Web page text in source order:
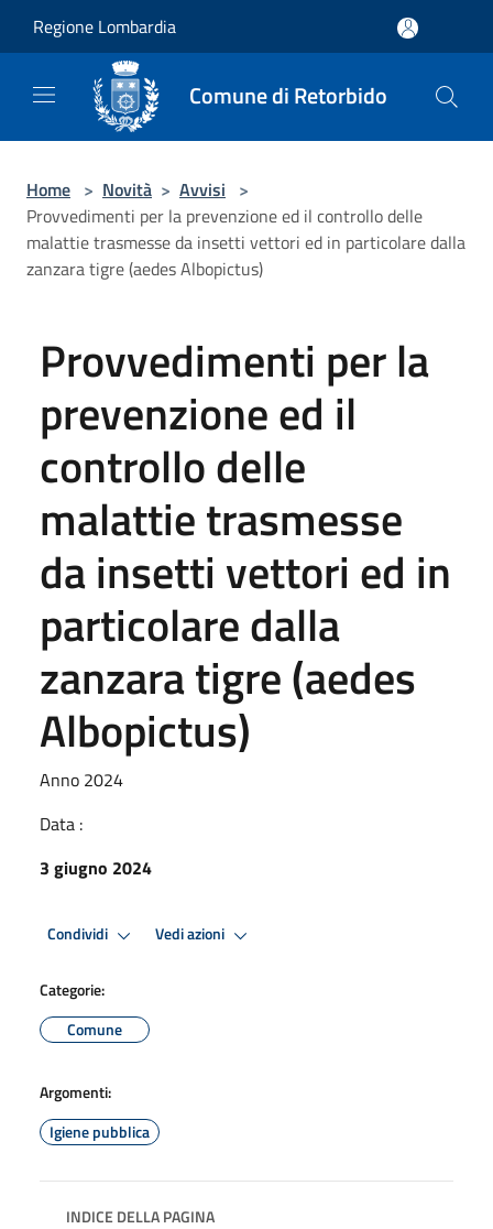
Regione Lombardia
Comune di Retorbido
Home > Novità > Avvisi >
Provvedimenti per la prevenzione ed il controllo delle
malattie trasmesse da insetti vettori ed in particolare dalla
zanzara tigre (aedes Albopictus)
Provvedimenti per la
prevenzione ed il
controllo delle
malattie trasmesse
da insetti vettori ed in
particolare dalla
zanzara tigre (aedes
Albopictus)
Anno 2024
Data :
3 giugno 2024
Condividi Vedi azioni
Categorie:
Comune
Argomenti:
Igiene pubblica
INDICE DELLA PAGINA